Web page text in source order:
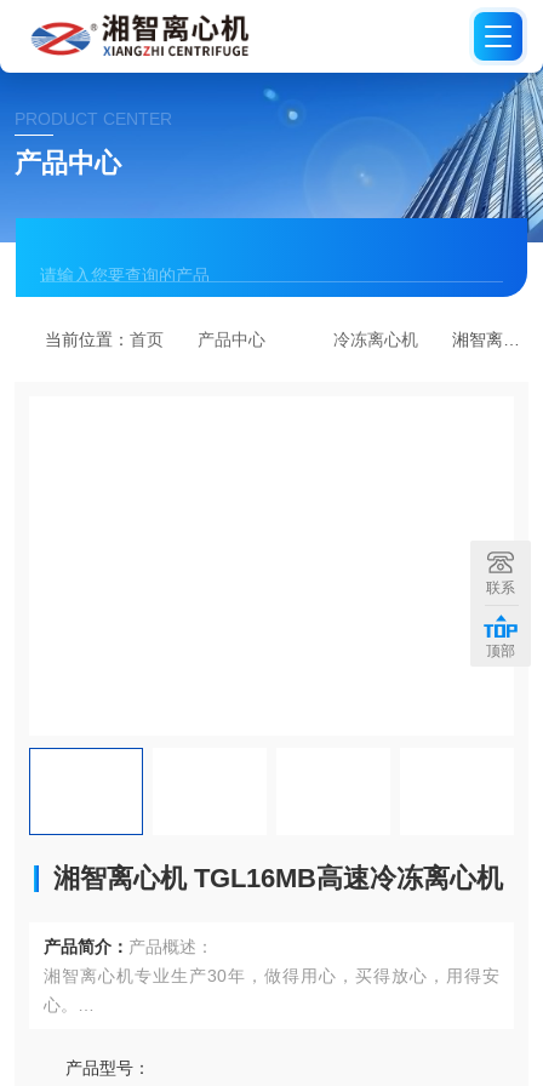
PRODUCT CENTER
产品中心
当前位置：首页 产品中心 冷冻离心机 湘智离心机 TGL16MB高速冷冻离心机
湘智离心机 TGL16MB高速冷冻离心机
产品简介： 产品概述：
湘智离心机专业生产30年，做得用心，买得放心，用得安
心。
刷电机驱动、性能稳定，噪音低，液晶彩屏显示，全面精
产品型号：
联系
顶部